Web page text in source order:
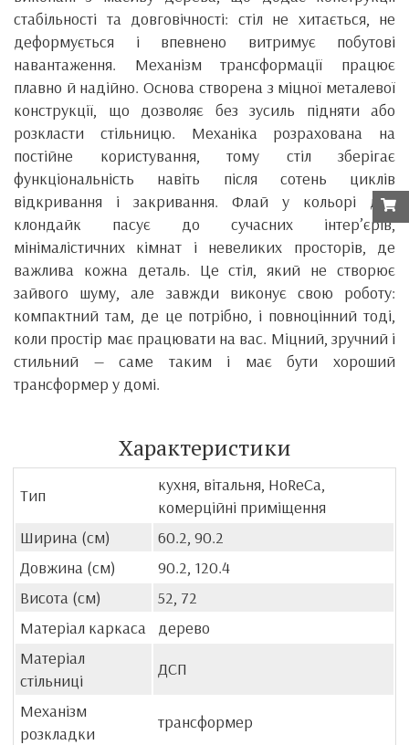
стабільності та довговічності: стіл не хитається, не
деформується і впевнено витримує побутові
навантаження. Механізм трансформації працює
плавно й надійно. Основа створена з міцної металевої
конструкції, що дозволяє без зусиль підняти або
розкласти стільницю. Механіка розрахована на
постійне користування, тому стіл зберігає
функціональність навіть після сотень циклів
відкривання і закривання. Флай у кольорі дуб
клондайк пасує до сучасних інтер’єрів,
мінімалістичних кімнат і невеликих просторів, де
важлива кожна деталь. Це стіл, який не створює
зайвого шуму, але завжди виконує свою роботу:
компактний там, де це потрібно, і повноцінний тоді,
коли простір має працювати на вас. Міцний, зручний і
стильний — саме таким і має бути хороший
трансформер у домі.
Характеристики
Тип
кухня, вітальня, HoReCa,
комерційні приміщення
Ширина (см)
60.2, 90.2
Довжина (см)
90.2, 120.4
Висота (см)
52, 72
Матеріал каркаса
дерево
Матеріал
стільниці
ДСП
Механізм
розкладки
трансформер